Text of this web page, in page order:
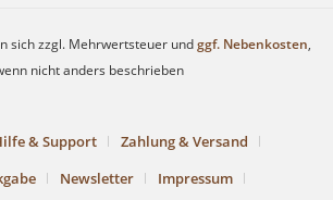
sich zzgl. Mehrwertsteuer undggf. Nebenkosten,
nicht anders beschrieben
& Support
Zahlung & Versand
Newsletter Impressum